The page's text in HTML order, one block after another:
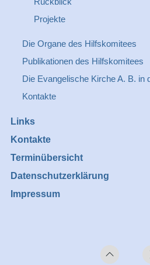
Projekte
Die Organe des Hilfskomitees
Publikationen des Hilfskomitees
Die Evangelische Kirche A. B. in
Kontakte
Links
Kontakte
Terminübersicht
Datenschutzerklärung
Impressum